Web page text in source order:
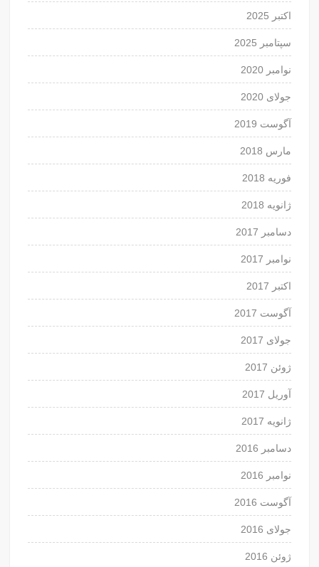
اکتبر 2025
سپتامبر 2025
نوامبر 2020
جولای 2020
آگوست 2019
مارس 2018
فوریه 2018
ژانویه 2018
دسامبر 2017
نوامبر 2017
اکتبر 2017
آگوست 2017
جولای 2017
ژوئن 2017
آوریل 2017
ژانویه 2017
دسامبر 2016
نوامبر 2016
آگوست 2016
جولای 2016
ژوئن 2016